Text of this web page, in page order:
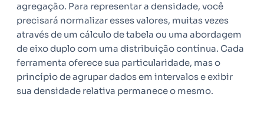
agregação. Para representar a densidade, você
precisará normalizar esses valores, muitas vezes
através de um cálculo de tabela ou uma abordagem
de eixo duplo com uma distribuição contínua. Cada
ferramenta oferece sua particularidade, mas o
princípio de agrupar dados em intervalos e exibir
sua densidade relativa permanece o mesmo.